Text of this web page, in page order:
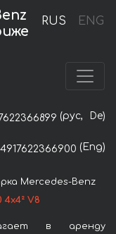
RUS ENG
(рус, De)
(Eng)
Mercedes-Benz
V8
в аренду